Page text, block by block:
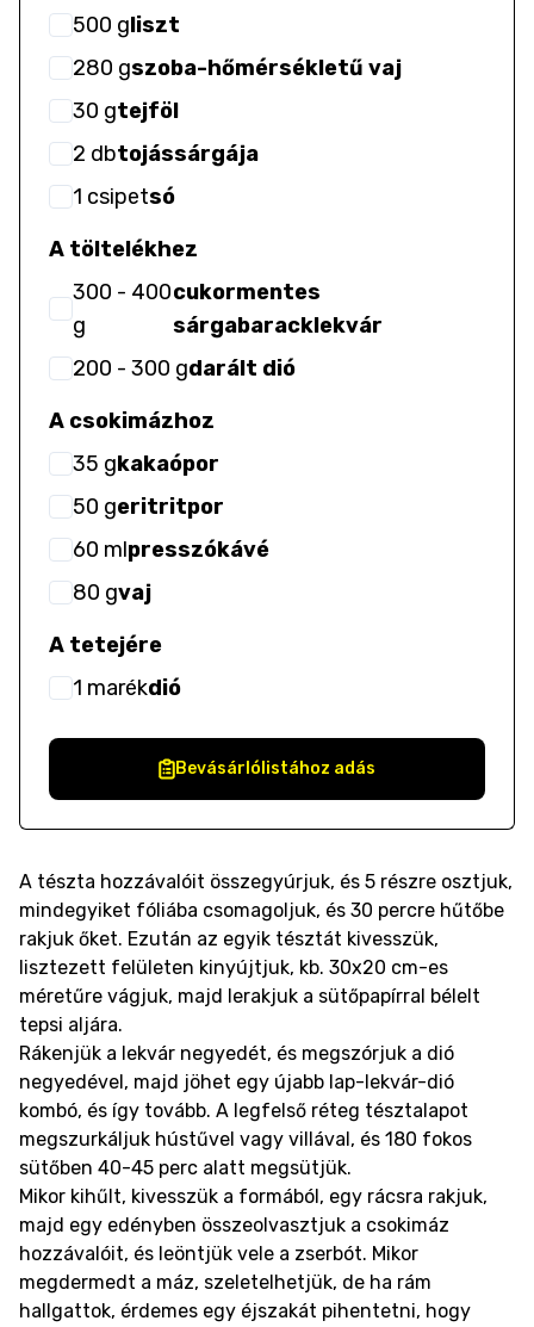
500 gliszt
280 gszoba-hőmérsékletű vaj
30 gtejföl
2 dbtojássárgája
1 csipetsó
A töltelékhez
300 - 400
g
cukormentes
sárgabaracklekvár
200 - 300 gdarált dió
A csokimázhoz
35 gkakaópor
50 geritritpor
60 mlpresszókávé
80 gvaj
A tetejére
1 marékdió
Bevásárlólistához adás
A tészta hozzávalóit összegyúrjuk, és 5 részre osztjuk,
mindegyiket fóliába csomagoljuk, és 30 percre hűtőbe
rakjuk őket. Ezután az egyik tésztát kivesszük,
lisztezett felületen kinyújtjuk, kb. 30x20 cm-es
méretűre vágjuk, majd lerakjuk a sütőpapírral bélelt
tepsi aljára.
Rákenjük a lekvár negyedét, és megszórjuk a dió
negyedével, majd jöhet egy újabb lap-lekvár-dió
kombó, és így tovább. A legfelső réteg tésztalapot
megszurkáljuk hústűvel vagy villával, és 180 fokos
sütőben 40-45 perc alatt megsütjük.
Mikor kihűlt, kivesszük a formából, egy rácsra rakjuk,
majd egy edényben összeolvasztjuk a csokimáz
hozzávalóit, és leöntjük vele a zserbót. Mikor
megdermedt a máz, szeletelhetjük, de ha rám
hallgattok, érdemes egy éjszakát pihentetni, hogy